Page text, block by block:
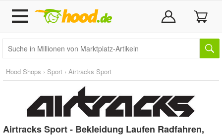
Hood Shops › Sport › Airtracks Sport
Airtracks Sport - Bekleidung Laufen Radfahren,